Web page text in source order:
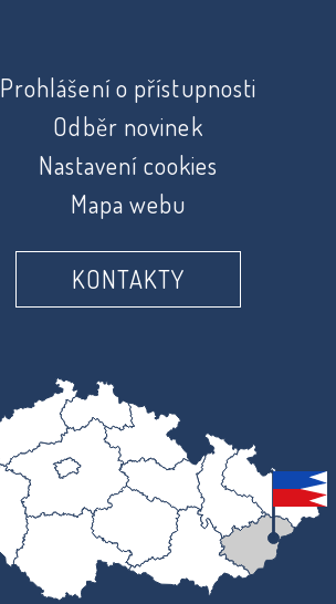
Prohlášení o přístupnosti
Odběr novinek
Nastavení cookies
Mapa webu
KONTAKTY